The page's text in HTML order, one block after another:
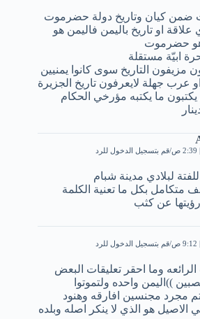
كيان وتاريخ دولة حضرموت
علاقة او تاريخ باليمن فاليمن هو
حضرموت
ابيّة مستقلة
التاريخ سوى كانوا يمنيين
عرب جهلة لايعرفون تاريخ الجزيرة
يكتبون ما يكتبه مؤرخي الحكام
قم بتسجيل الدخول للرد
لبلادي مدينة شبام
متكامل بكل ما تعنية الكلمة
عن كثب
قم بتسجيل الدخول للرد
وما احقر تعليقات البعض
))اليمن واحده ولتموتوا
مجرد مجنسين افارقه وهنود
الاصيل هو الذي لا ينكر اصله وبلده